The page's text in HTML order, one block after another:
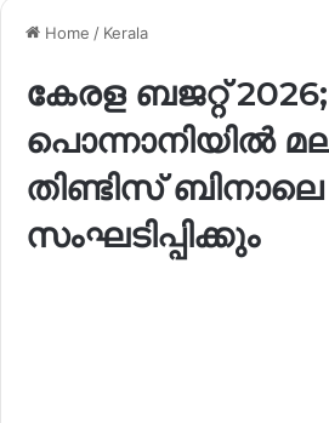
Home / Kerala
കേരള ബജറ്റ് 2026;
പൊന്നാനിയിൽ
തിണ്ടിസ് ബിനാലെ
സംഘടിപ്പിക്കും